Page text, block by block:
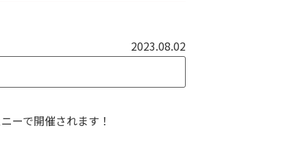
2023.08.02
ーで開催されます！